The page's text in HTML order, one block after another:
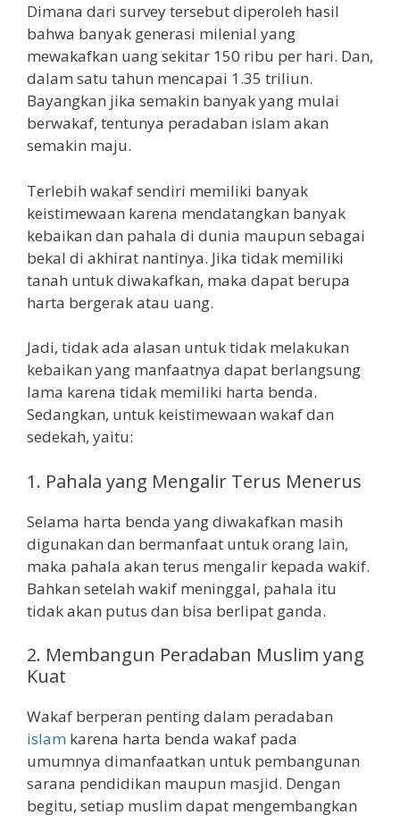
Dimana dari survey tersebut diperoleh hasil
bahwa banyak generasi milenial yang
mewakafkan uang sekitar 150 ribu per hari. Dan,
dalam satu tahun mencapai 1.35 triliun.
Bayangkan jika semakin banyak yang mulai
berwakaf, tentunya peradaban islam akan
semakin maju.
Terlebih wakaf sendiri memiliki banyak
keistimewaan karena mendatangkan banyak
kebaikan dan pahala di dunia maupun sebagai
bekal di akhirat nantinya. Jika tidak memiliki
tanah untuk diwakafkan, maka dapat berupa
harta bergerak atau uang.
Jadi, tidak ada alasan untuk tidak melakukan
kebaikan yang manfaatnya dapat berlangsung
lama karena tidak memiliki harta benda.
Sedangkan, untuk keistimewaan wakaf dan
sedekah, yaitu:
1. Pahala yang Mengalir Terus Menerus
Selama harta benda yang diwakafkan masih
digunakan dan bermanfaat untuk orang lain,
maka pahala akan terus mengalir kepada wakif.
Bahkan setelah wakif meninggal, pahala itu
tidak akan putus dan bisa berlipat ganda.
2. Membangun Peradaban Muslim yang
Kuat
Wakaf berperan penting dalam peradaban
islam karena harta benda wakaf pada
umumnya dimanfaatkan untuk pembangunan
sarana pendidikan maupun masjid. Dengan
begitu, setiap muslim dapat mengembangkan